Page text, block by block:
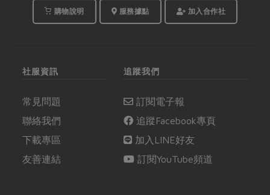
購物說明 服務據點 加入合作社
社服資訊
常見問題
聯絡我們
下載專區
友善連結
追蹤我們
訂閱電子報
追蹤Facebook專頁
加入LINE好友
訂閱YouTube頻道